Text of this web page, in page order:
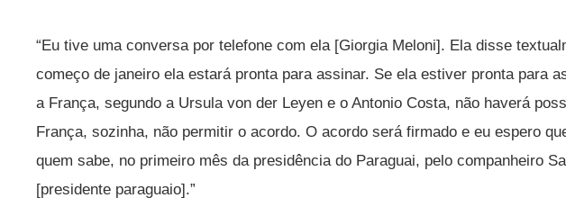
“Eu tive uma conversa por telefone com ela [Giorgia Meloni]. Ela disse
começo de janeiro ela estará pronta para assinar. Se ela estiver pronta para
a França, segundo a Ursula von der Leyen e o Antonio Costa, não haverá
França, sozinha, não permitir o acordo. O acordo será firmado e eu espero
quem sabe, no primeiro mês da presidência do Paraguai, pelo companheiro
[presidente paraguaio].”